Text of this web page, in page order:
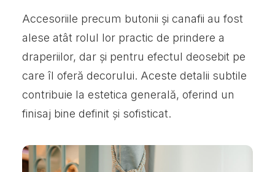
Accesoriile precum butonii și canafii au fost
alese atât rolul lor practic de prindere a
draperiilor, dar și pentru efectul deosebit pe
care îl oferă decorului. Aceste detalii subtile
contribuie la estetica generală, oferind un
finisaj bine definit și sofisticat.